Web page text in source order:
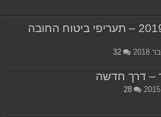
מינואר 2019 – תעריפי ביטוח החובה
32
– דרך חדשה
28